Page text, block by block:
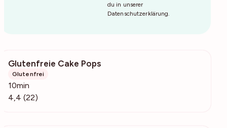
du in unserer
Datenschutzerklärung
Glutenfreie Cake Pops
Glutenfrei
10min
4,4 (22)